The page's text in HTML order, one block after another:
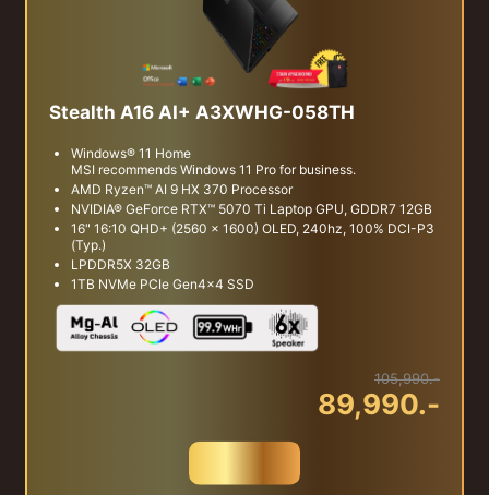
Stealth A16 AI+ A3XWHG-058TH
Windows® 11 Home
MSI recommends Windows 11 Pro for business.
AMD Ryzen™ AI 9 HX 370 Processor
NVIDIA® GeForce RTX™ 5070 Ti Laptop GPU, GDDR7 12GB
16" 16:10 QHD+ (2560 x 1600) OLED, 240hz, 100% DCI-P3
(Typ.)
LPDDR5X 32GB
1TB NVMe PCIe Gen4x4 SSD
105,990.-
89,990.-